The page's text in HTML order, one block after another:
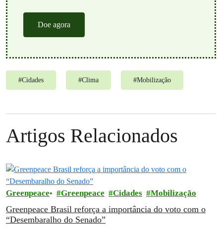
Doe agora
#Cidades #Clima #Mobilização
Artigos Relacionados
Greenpeace Greenpeace Cidades Mobilização
Greenpeace Brasil reforça a importância do voto com o
“Desembaralho do Senado”